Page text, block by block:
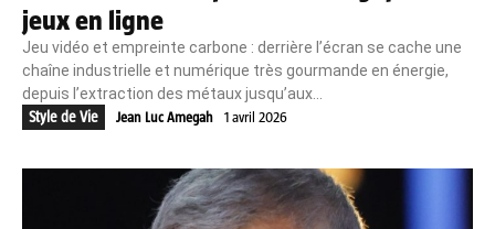
jeux en ligne
Jeu vidéo et empreinte carbone : derrière l’écran se cache une
chaîne industrielle et numérique très gourmande en énergie,
depuis l’extraction des métaux jusqu’aux...
Style de Vie
Jean Luc Amegah 1 avril 2026